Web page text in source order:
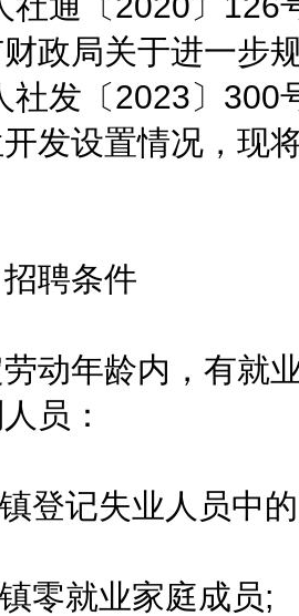
政局关于进一步
社发〔2023〕300
发设置情况，现
聘条件
年龄内，有就业
员：
记失业人员中的
就业家庭成员;